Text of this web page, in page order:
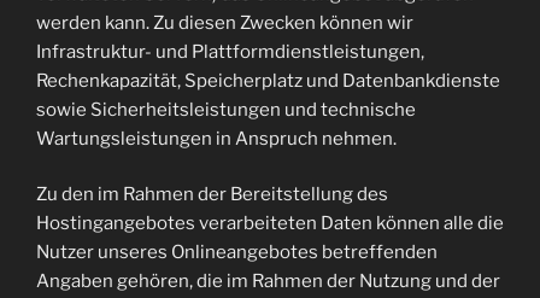
werden kann. Zu diesen Zwecken können wir
Infrastruktur- und Plattformdienstleistungen,
Rechenkapazität, Speicherplatz und Datenbankdienste
sowie Sicherheitsleistungen und technische
Wartungsleistungen in Anspruch nehmen.
Zu den im Rahmen der Bereitstellung des
Hostingangebotes verarbeiteten Daten können alle die
Nutzer unseres Onlineangebotes betreffenden
Angaben gehören, die im Rahmen der Nutzung und der